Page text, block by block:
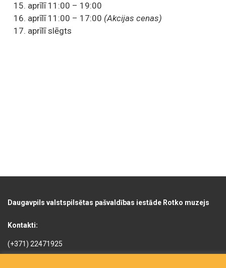
aprīlī 11:00 – 19:00
aprīlī 11:00 – 17:00 (Akcijas cenas)
aprīlī slēgts
Daugavpils valstspilsētas pašvaldības iestāde Rotko muzejs
Kontakti:
(+371) 22471925